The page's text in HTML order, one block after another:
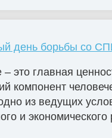
день борьбы со
это главная
компонент
из ведущих
и экономического